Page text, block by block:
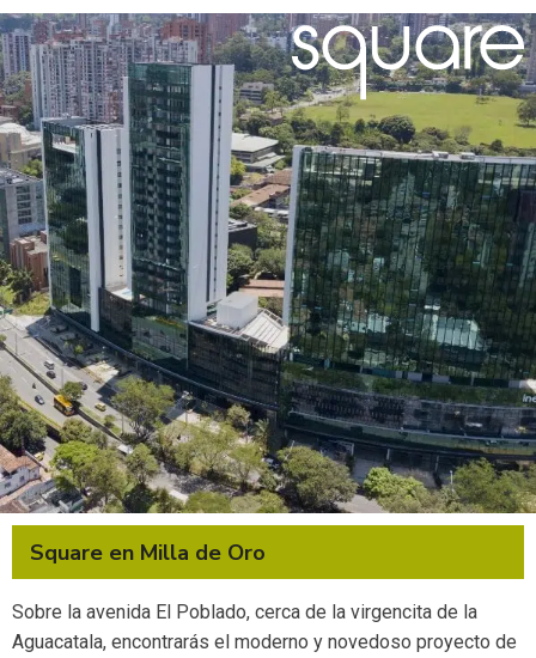
Square en Milla de Oro
Sobre la avenida El Poblado, cerca de la virgencita de la
Aguacatala, encontrarás el moderno y novedoso proyecto de